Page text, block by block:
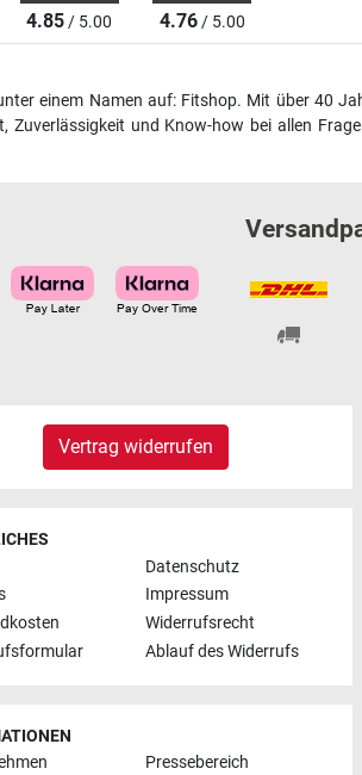
4.85/ 5.00 4.76/ 5.00
einem Namen auf: Fitshop. Mit über 40
und Know-how bei allen
Vertrag widerrufen
Datenschutz
Impressum
Widerrufsrecht
Ablauf des Widerrufs
Pressebereich